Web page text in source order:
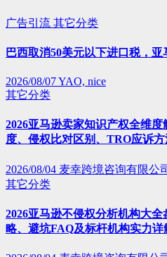
广告引流 其它分类
巴西取消50美元以下进口税，
2026/08/07YAO, nice
其它分类
2026亚马逊卖家知识产权全维
度、侵权比对区别、TRO应诉
2026/08/04 麦幸跨境咨询有限公
其它分类
2026亚马逊不侵权分析机构大
略、避坑FAQ及标杆机构实力详